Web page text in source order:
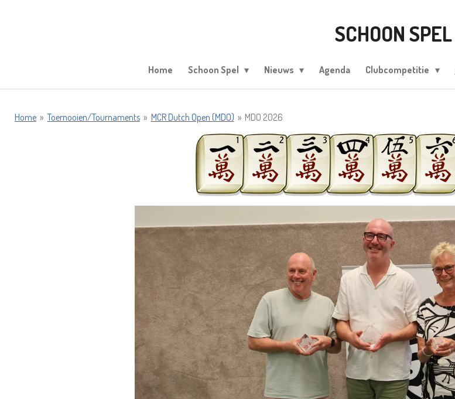
SCHOON SPEL
Home Schoon Spel Nieuws Agenda Clubcompetitie
Home » Toernooien/Tournaments » MCR Dutch Open (MDO) » MDO 2026